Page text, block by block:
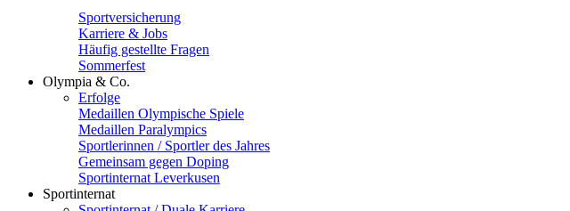
Sportversicherung
Karriere & Jobs
Häufig gestellte Fragen
Sommerfest
Olympia & Co.
Erfolge
Medaillen Olympische Spiele
Medaillen Paralympics
Sportlerinnen / Sportler des Jahres
Gemeinsam gegen Doping
Sportinternat Leverkusen
Sportinternat